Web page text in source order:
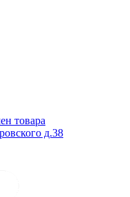
товара
д.38